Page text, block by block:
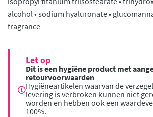
alcohol • sodium hyaluronate •
fragrance
Let op
Dit is een hygiëne product met
retourvoorwaarden
Hygiëneartikelen waarvan de
levering is verbroken kunnen niet
worden en hebben ook een
100%.